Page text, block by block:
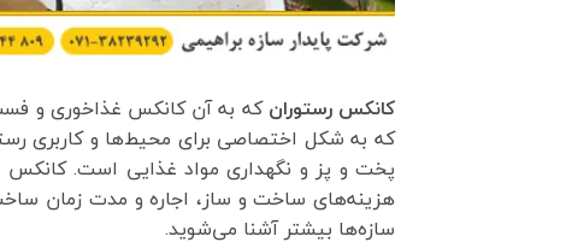
کانکس رستورانکه به آن کانکس غذاخوری و
که به شکل اختصاصی برای محیط‌ها و کاربری
پخت و پز و نگهداری مواد غذایی است. کانکس
هزینه‌های ساخت و ساز، اجاره و مدت زمان
سازه‌ها بیشتر آشنا می‌شوید.